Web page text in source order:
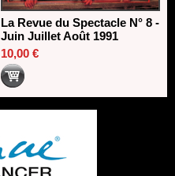
La Revue du Spectacle N° 8 -
Juin Juillet Août 1991
10,00 €